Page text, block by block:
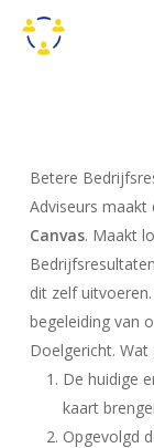
Betere
Adviseurs maakt
Canvas. Maakt
dit zelf
begeleiding van
Doelgericht. Wat
De huidige
kaart
Opgevolgd